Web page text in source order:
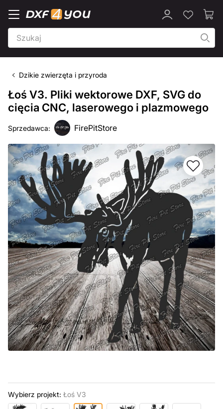
Dzikie zwierzęta i przyroda
Łoś V3. Pliki wektorowe DXF, SVG do
cięcia CNC, laserowego i plazmowego
Sprzedawca: FirePitStore
Wybierz projekt: Łoś V3